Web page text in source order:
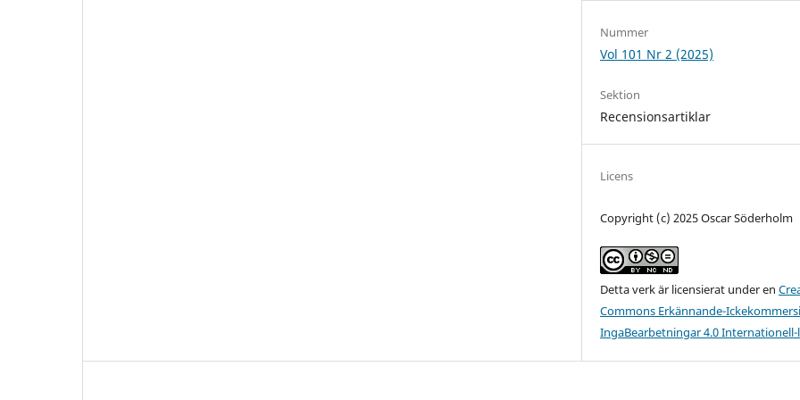
Nummer
Vol 101 Nr 2 (2025)
Sektion
Recensionsartiklar
Licens
Copyright (c) 2025 Oscar Söderholm
Detta verk är licensierat under en
Commons Erkännande-
IngaBearbetningar 4.0 Internationell-